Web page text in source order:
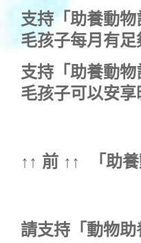
支持「助養動物
毛孩子每月有足
支持 「助養動物
毛孩子可以安享
↑↑ 前 ↑↑ 「助
請支持「動物助